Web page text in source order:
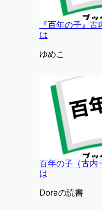
『百年の子』
は
投稿者
ゆめこ
百年の子（古内
は
投稿者
Doraの読書